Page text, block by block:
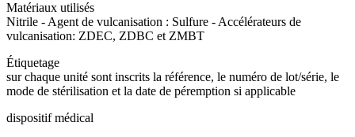
Matériaux utilisés
Nitrile - Agent de vulcanisation : Sulfure - Accélérateurs de
vulcanisation: ZDEC, ZDBC et ZMBT
Étiquetage
sur chaque unité sont inscrits la référence, le numéro de lot/série, le
mode de stérilisation et la date de péremption si applicable
dispositif médical